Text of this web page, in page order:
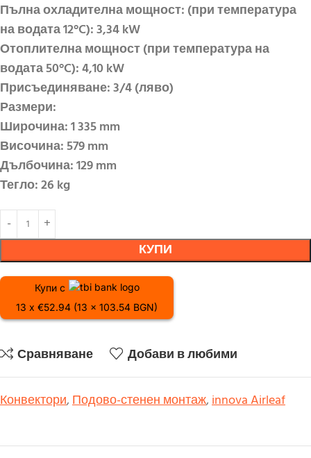
Пълна охладителна мощност: (при температура
на водата 12°C): 3,34 kW
Отоплителна мощност (при температура на
водата 50°C): 4,10 kW
Присъединяване: 3/4 (ляво)
Размери:
Широчина: 1 335 mm
Височина: 579 mm
Дълбочина: 129 mm
Тегло: 26 kg
КУПИ
Купи с
13 x €52.94 (13 x 103.54 BGN)
Сравняване Добави в любими
Конвектори,Подово-стенен монтаж,innova Airleaf